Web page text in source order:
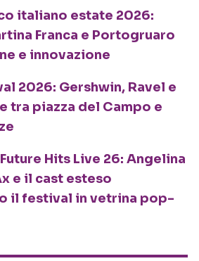
italiano estate 2026:
Franca e Portogruaro
e innovazione
2026: Gershwin, Ravel e
tra piazza del Campo e
Hits Live 26: Angelina
e il cast esteso
il festival in vetrina pop-